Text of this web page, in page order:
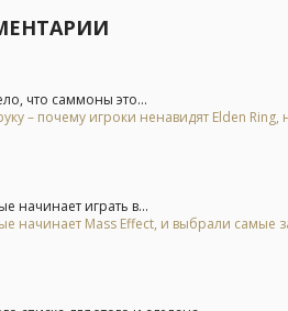
что саммоны это...
– почему игроки ненавидят Elden
начинает играть в...
начинает Mass Effect, и выбрали